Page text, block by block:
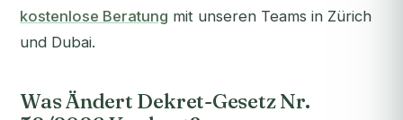
kostenlose Beratung mit unseren Teams in Zürich
und Dubai.
Was Ändert Dekret-Gesetz Nr.